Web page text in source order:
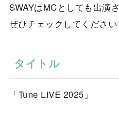
SWAYはMCとしても出演
ぜひチェックしてください
タイトル
「Tune LIVE 2025」